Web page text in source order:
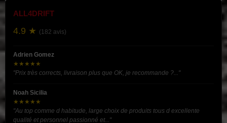
ALL4DRIFT
4.9 ★ (182 avis)
Adrien Gomez
★★★★★
"Prix très corrects, livraison plus que OK, je recommande ?..."
Noah Sicilia
★★★★★
"Au top comme d habitude, large choix de produits tous d excellente
qualité et personnel passionné et..."